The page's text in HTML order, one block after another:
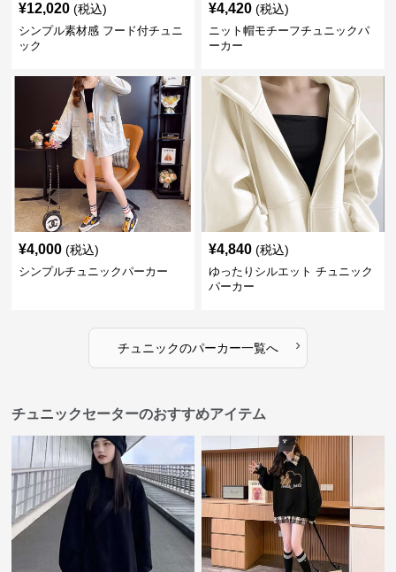
¥12,020 (税込)
シンプル素材感 フード付チュニ
ック
¥4,420 (税込)
ニット帽モチーフチュニックパ
ーカー
¥4,000 (税込)
シンプルチュニックパーカー
¥4,840 (税込)
ゆったりシルエット チュニック
パーカー
チュニックのパーカー一覧へ ›
チュニックセーターのおすすめアイテム